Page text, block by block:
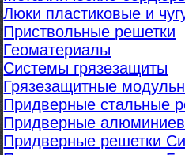
Люки пластиковые и
Приствольные решетки
Геоматериалы
Системы грязезащиты
Грязезащитные
Придверные стальные
Придверные
Придверные решетки